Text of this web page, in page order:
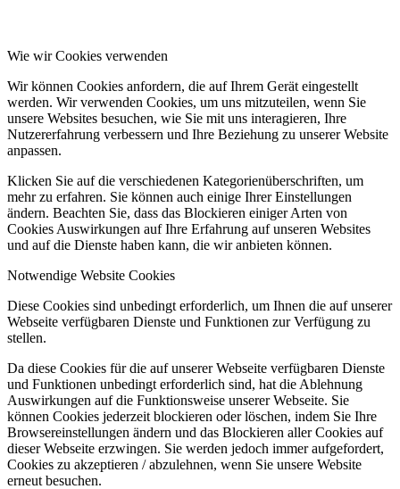
Wie wir Cookies verwenden
Wir können Cookies anfordern, die auf Ihrem Gerät eingestellt
werden. Wir verwenden Cookies, um uns mitzuteilen, wenn Sie
unsere Websites besuchen, wie Sie mit uns interagieren, Ihre
Nutzererfahrung verbessern und Ihre Beziehung zu unserer Website
anpassen.
Klicken Sie auf die verschiedenen Kategorienüberschriften, um
mehr zu erfahren. Sie können auch einige Ihrer Einstellungen
ändern. Beachten Sie, dass das Blockieren einiger Arten von
Cookies Auswirkungen auf Ihre Erfahrung auf unseren Websites
und auf die Dienste haben kann, die wir anbieten können.
Notwendige Website Cookies
Diese Cookies sind unbedingt erforderlich, um Ihnen die auf unserer
Webseite verfügbaren Dienste und Funktionen zur Verfügung zu
stellen.
Da diese Cookies für die auf unserer Webseite verfügbaren Dienste
und Funktionen unbedingt erforderlich sind, hat die Ablehnung
Auswirkungen auf die Funktionsweise unserer Webseite. Sie
können Cookies jederzeit blockieren oder löschen, indem Sie Ihre
Browsereinstellungen ändern und das Blockieren aller Cookies auf
dieser Webseite erzwingen. Sie werden jedoch immer aufgefordert,
Cookies zu akzeptieren / abzulehnen, wenn Sie unsere Website
erneut besuchen.